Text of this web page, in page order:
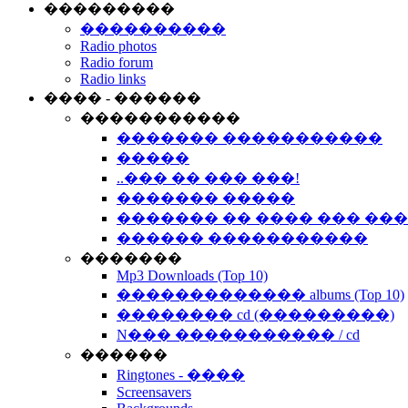
���������
����������
Radio photos
Radio forum
Radio links
���� - ������
�����������
������� �����������
�����
..��� �� ��� ���!
������� �����
������� �� ���� ���
������ �����������
�������
Mp3 Downloads (Top 10)
������������� albums (Top 10)
�������� cd (���������)
N��� ����������� / cd
������
Ringtones - ����
Screensavers